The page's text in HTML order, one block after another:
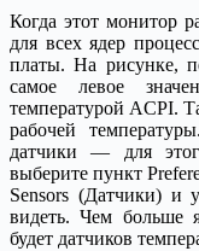
Когда этот монитор
для всех ядер
платы. На рисунке,
самое левое
температурой ACPI.
рабочей
датчики — для
выберите пункт
Sensors (Датчики) и
видеть. Чем больше
будет датчиков